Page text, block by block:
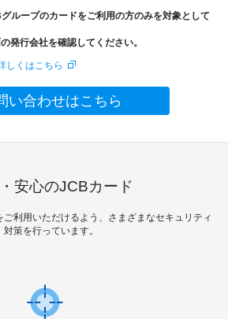
ループのカードをご利用の方のみを対象として
発行会社を確認してください。
しくはこちら
い合わせはこちら
安心のJCBカード
利用いただけるよう、さまざまなセキュリティ
対策を行っています。